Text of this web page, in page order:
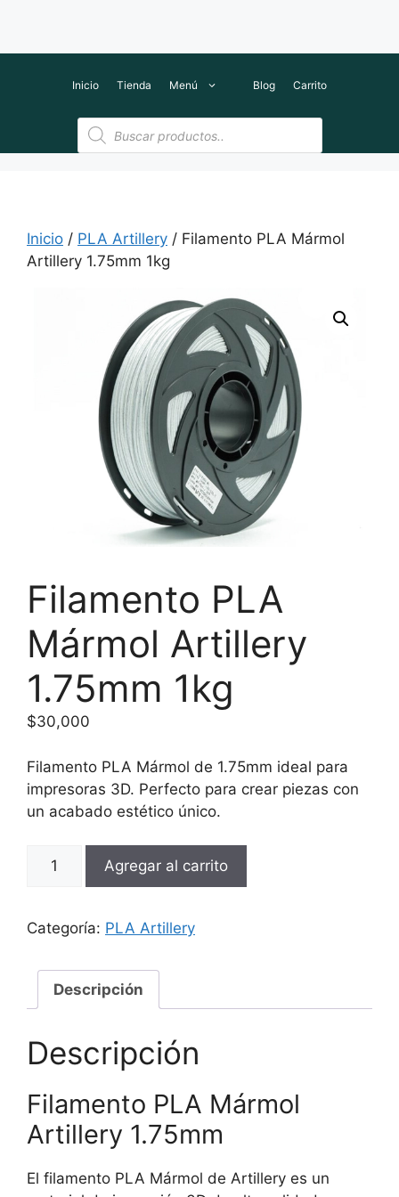
Inicio Tienda Menú Blog Carrito
Búsqueda
de
productos
Inicio / PLA Artillery / Filamento PLA Mármol
Artillery 1.75mm 1kg
Filamento PLA
Mármol Artillery
1.75mm 1kg
$30,000
Filamento PLA Mármol de 1.75mm ideal para
impresoras 3D. Perfecto para crear piezas con
un acabado estético único.
Filamento
Artillery
1kg
cantidad
Agregar al carrito
Categoría: PLA Artillery
Descripción
Descripción
Filamento PLA Mármol
Artillery 1.75mm
El filamento PLA Mármol de Artillery es un